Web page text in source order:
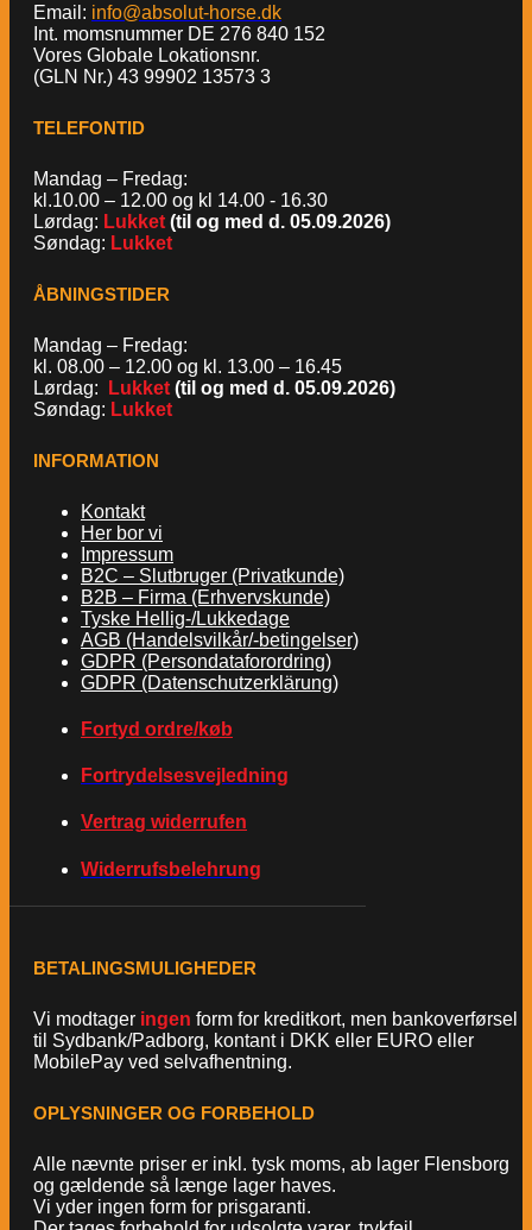
Email: info@absolut-horse.dk
Int. momsnummer DE 276 840 152
Vores Globale Lokationsnr.
(GLN Nr.) 43 99902 13573 3
TELEFONTID
Mandag – Fredag:
kl.10.00 – 12.00 og kl 14.00 - 16.30
Lørdag: Lukket (til og med d. 05.09.2026)
Søndag: Lukket
ÅBNINGSTIDER
Mandag – Fredag:
kl. 08.00 – 12.00 og kl. 13.00 – 16.45
Lørdag:
Lukket (til og med d. 05.09.2026)
Søndag: Lukket
INFORMATION
Kontakt
Her bor vi
Impressum
B2C – Slutbruger (Privatkunde)
B2B – Firma (Erhvervskunde)
Tyske Hellig-/Lukkedage
AGB (Handelsvilkår/-betingelser)
GDPR (Persondataforordring)
GDPR (Datenschutzerklärung)
Fortyd ordre/køb
Fortrydelsesvejledning
Vertrag widerrufen
Widerrufsbelehrung
BETALINGSMULIGHEDER
Vi modtager ingen form for kreditkort, men bankoverførsel
til Sydbank/Padborg, kontant i DKK eller EURO eller
MobilePay ved selvafhentning.
OPLYSNINGER OG FORBEHOLD
Alle nævnte priser er inkl. tysk moms, ab lager Flensborg
og gældende så længe lager haves.
Vi yder ingen form for prisgaranti.